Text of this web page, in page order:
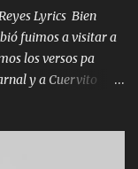
Lyrics Bien
fuimos a visitar a
los versos pa
y a Cuervito